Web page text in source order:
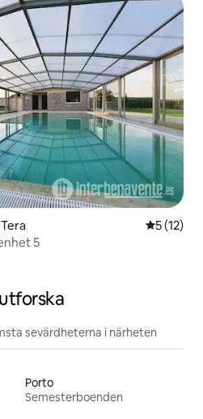
5 av 5 i
5 (12)
5
sevärdheterna i närheten
Porto
Semesterboenden